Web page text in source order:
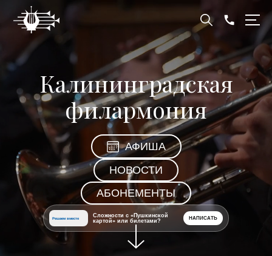
Калининградская
филармония
АФИША
НОВОСТИ
АБОНЕМЕНТЫ
Решаем вместе
Сложности с «Пушкинской
картой» или билетами?
НАПИСАТЬ